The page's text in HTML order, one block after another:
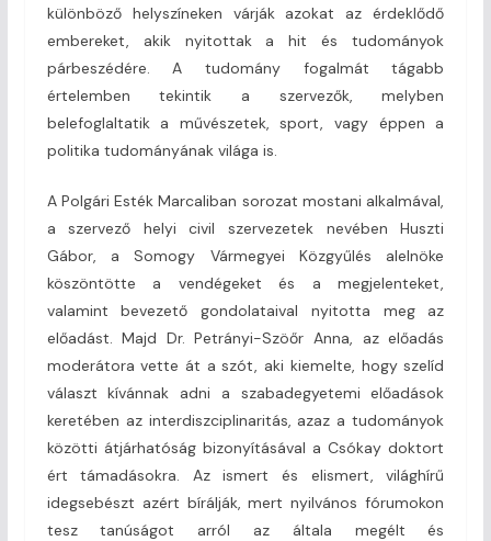
különböző helyszíneken várják azokat az érdeklődő
embereket, akik nyitottak a hit és tudományok
párbeszédére. A tudomány fogalmát tágabb
értelemben tekintik a szervezők, melyben
belefoglaltatik a művészetek, sport, vagy éppen a
politika tudományának világa is.
A Polgári Esték Marcaliban sorozat mostani alkalmával,
a szervező helyi civil szervezetek nevében Huszti
Gábor, a Somogy Vármegyei Közgyűlés alelnöke
köszöntötte a vendégeket és a megjelenteket,
valamint bevezető gondolataival nyitotta meg az
előadást. Majd Dr. Petrányi-Szöőr Anna, az előadás
moderátora vette át a szót, aki kiemelte, hogy szelíd
választ kívánnak adni a szabadegyetemi előadások
keretében az interdiszciplinaritás, azaz a tudományok
közötti átjárhatóság bizonyításával a Csókay doktort
ért támadásokra. Az ismert és elismert, világhírű
idegsebészt azért bírálják, mert nyilvános fórumokon
tesz tanúságot arról az általa megélt és